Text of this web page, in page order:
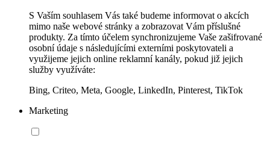
S Vaším souhlasem Vás také budeme informovat o akcích
mimo naše webové stránky a zobrazovat Vám příslušné
produkty. Za tímto účelem synchronizujeme Vaše zašifrované
osobní údaje s následujícími externími poskytovateli a
využijeme jejich online reklamní kanály, pokud již jejich
služby využíváte:
Bing, Criteo, Meta, Google, LinkedIn, Pinterest, TikTok
Marketing